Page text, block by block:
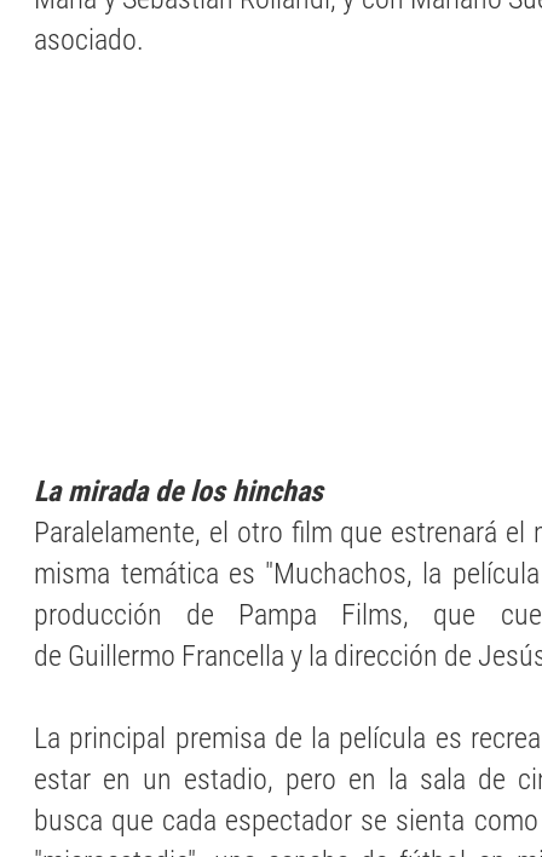
asociado.
La mirada de los hinchas
Paralelamente, el otro film que estrenará el
misma temática es "Muchachos, la
producción de Pampa Films, que
de Guillermo Francella y la dirección de
La principal premisa de la película es
estar en un estadio, pero en la sala de
busca que cada espectador se sienta